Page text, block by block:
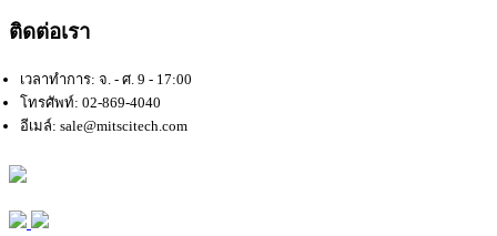
ติดต่อเรา
เวลาทำการ: จ. - ศ. 9 - 17:00
โทรศัพท์: 02-869-4040
อีเมล์: sale@mitscitech.com